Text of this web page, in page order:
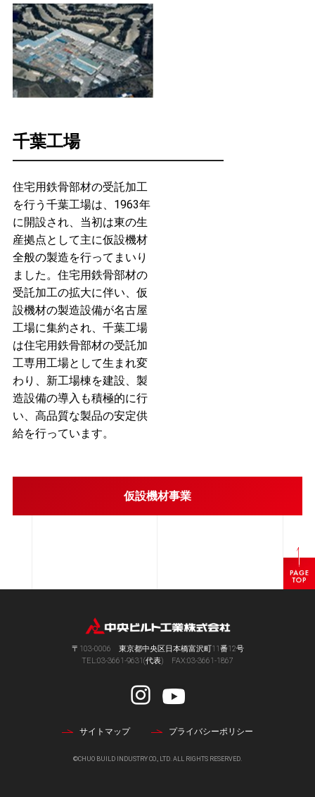
千葉工場
住宅用鉄骨部材の受託加工
を行う千葉工場は、1963年
に開設され、当初は東の生
産拠点として主に仮設機材
全般の製造を行ってまいり
ました。住宅用鉄骨部材の
受託加工の拡大に伴い、仮
設機材の製造設備が名古屋
工場に集約され、千葉工場
は住宅用鉄骨部材の受託加
工専用工場として生まれ変
わり、新工場棟を建設、製
造設備の導入も積極的に行
い、高品質な製品の安定供
給を行っています。
仮設機材事業
ペ
ー
〒103-0006 東京都中央区日本橋富沢町11番12号
TEL:03-3661-9631(代表) FAX:03-3661-1867
サイトマップ プライバシーポリシー
©CHUO BUILD INDUSTRY CO., LTD. ALL RIGHTS RESERVED.